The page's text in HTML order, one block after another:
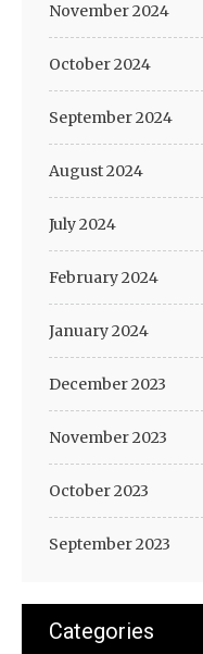
November 2024
October 2024
September 2024
August 2024
July 2024
February 2024
January 2024
December 2023
November 2023
October 2023
September 2023
Categories